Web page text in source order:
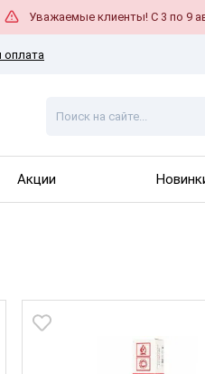
Уважаемые клиенты! С 3 по 9
оплата
Акции